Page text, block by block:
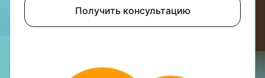
Получить консультацию